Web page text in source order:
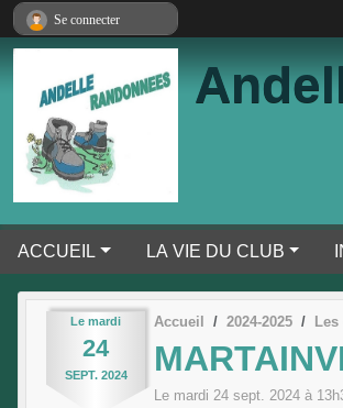
ACCUEIL LA VIE DU CLUB
Le mardi
24
SEPT. 2024
Accueil 2024-2025
Le mardi 24 sept. 2024 à
Se connecter
Panneau de gestion des cookies